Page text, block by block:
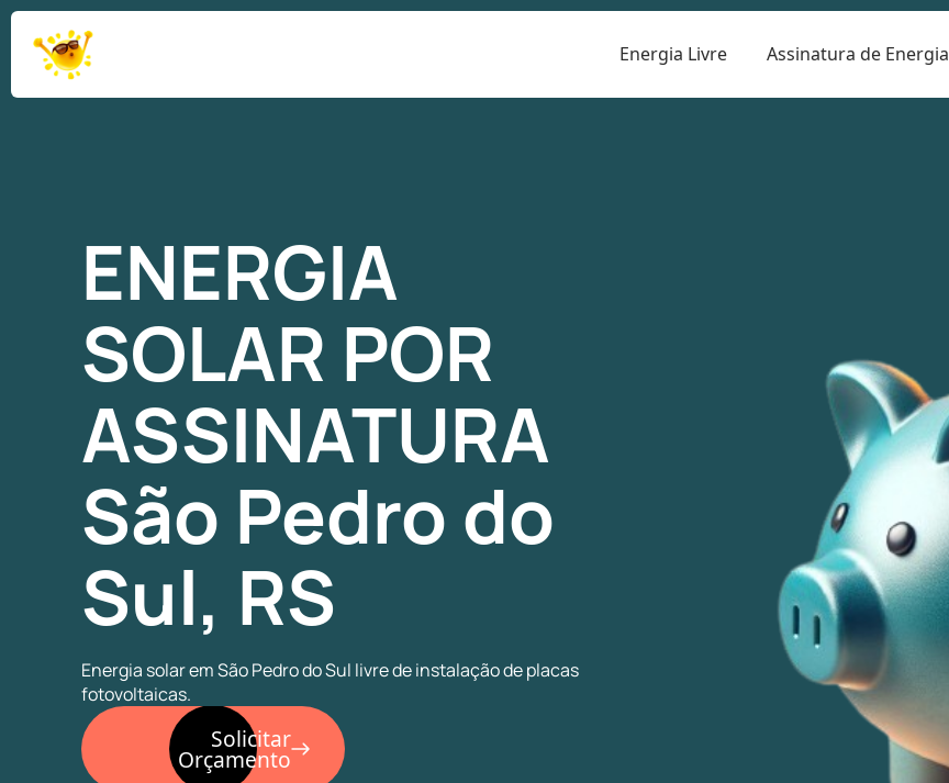
Energia Livre Assinatura de Energia
ENERGIA
SOLAR POR
ASSINATURA
São Pedro do
Sul, RS
Energia solar em São Pedro do Sul livre de instalação de placas
fotovoltaicas.
Solicitar
Orçamento